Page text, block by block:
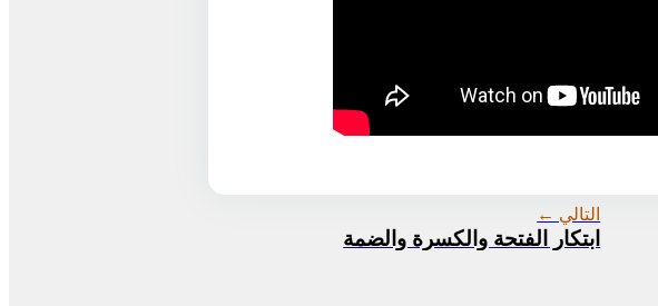
التالي ←
ابتكار الفتحة والكسرة والضمة